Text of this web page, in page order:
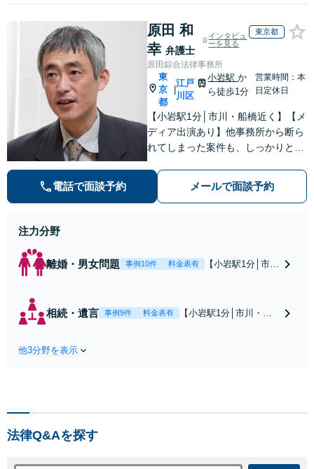
原田 和
幸 弁護士
インタビュ
ーを見る
東京都
原田綜合法律事務所
東
京
都
|
江戸
川区
小岩駅か
ら徒歩1分
営業時間：本
日定休日
【小岩駅1分│市川・船橋近く】【メ
ディア出演あり】他事務所から断ら
れてしまった案件も、しっかりと面
【解決実績約1000件】豊富な離婚調
停・裁判実績あり【不動産業界出
電話で面談予約 メールで面談予約
注力分野
離婚・男女問題 事例10件 料金表有
【小岩駅1分│市
回避、裁判提起前
の和解、子の認知
相続・遺言 事例9件 料金表有
【小岩駅1分│市川・船
しい地域の皆さまも、
休日対応可】
他3分野を表示
法律Q&Aを探す